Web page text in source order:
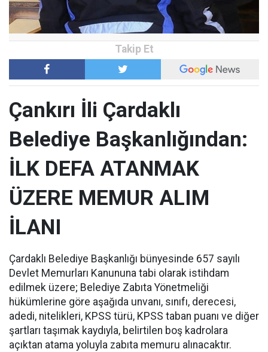
Çankırı İli Çardaklı
Belediye Başkanlığından:
İLK DEFA ATANMAK
ÜZERE MEMUR ALIM
İLANI
Çardaklı Belediye Başkanlığı bünyesinde 657 sayılı
Devlet Memurları Kanununa tabi olarak istihdam
edilmek üzere; Belediye Zabıta Yönetmeliği
hükümlerine göre aşağıda unvanı, sınıfı, derecesi,
adedi, nitelikleri, KPSS türü, KPSS taban puanı ve diğer
şartları taşımak kaydıyla, belirtilen boş kadrolara
açıktan atama yoluyla zabıta memuru alınacaktır.